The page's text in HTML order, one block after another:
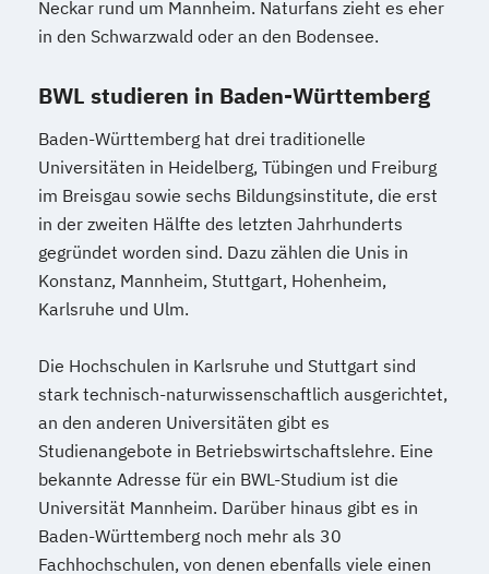
Neckar rund um Mannheim. Naturfans zieht es eher
in den Schwarzwald oder an den Bodensee.
BWL studieren in Baden-Württemberg
Baden-Württemberg hat drei traditionelle
Universitäten in Heidelberg, Tübingen und Freiburg
im Breisgau sowie sechs Bildungsinstitute, die erst
in der zweiten Hälfte des letzten Jahrhunderts
gegründet worden sind. Dazu zählen die Unis in
Konstanz, Mannheim, Stuttgart, Hohenheim,
Karlsruhe und Ulm.
Die Hochschulen in Karlsruhe und Stuttgart sind
stark technisch-naturwissenschaftlich ausgerichtet,
an den anderen Universitäten gibt es
Studienangebote in Betriebswirtschaftslehre. Eine
bekannte Adresse für ein BWL-Studium ist die
Universität Mannheim. Darüber hinaus gibt es in
Baden-Württemberg noch mehr als 30
Fachhochschulen, von denen ebenfalls viele einen